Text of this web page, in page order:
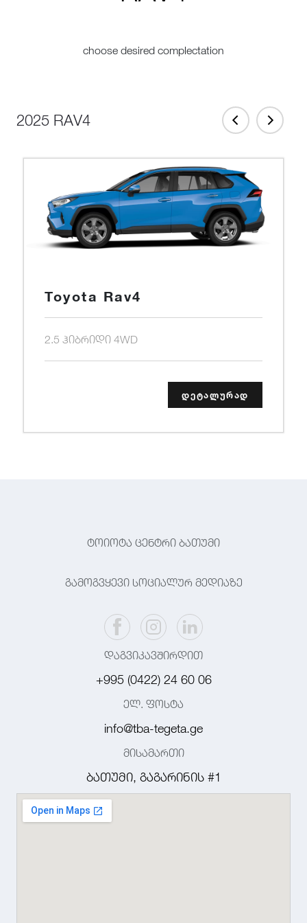
choose desired complectation
2025 RAV4
Toyota Rav4
2.5 ჰიბრიდი 4WD
დეტალურად
ტოიოტა ცენტრი ბათუმი
გამოგვყევი სოციალურ მედიაზე
დაგვიკავშირდით
+995 (0422) 24 60 06
ელ. ფოსტა
info@tba-tegeta.ge
მისამართი
ბათუმი, გაგარინის #1